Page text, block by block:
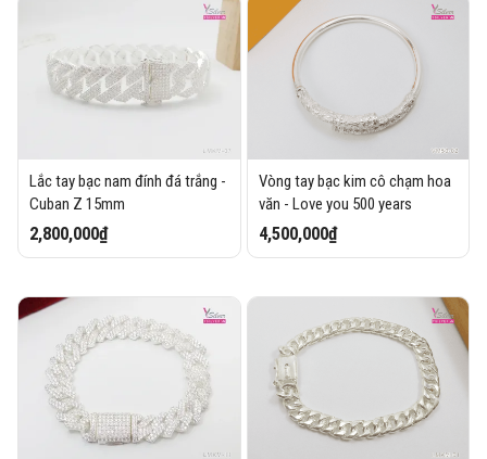
Lắc tay bạc nam đính đá trắng -
Cuban Z 15mm
2,800,000₫
Vòng tay bạc kim cô chạm hoa
văn - Love you 500 years
4,500,000₫